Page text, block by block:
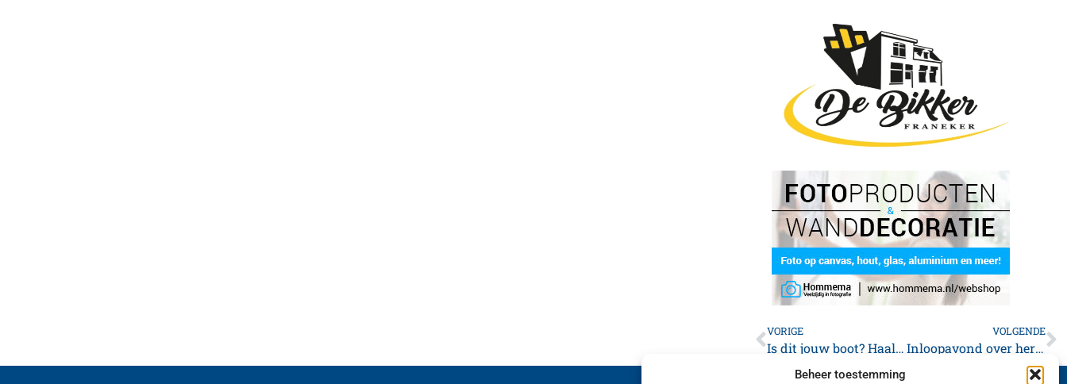
Beheer toestemming
VORIGE
Is dit jouw boot? Haal deze dan zo snel mogelijk weg of neem contact op met de gemeente
VOLGENDE
Inloopavond over herontwikkeling oude gasfabriek in Franeker